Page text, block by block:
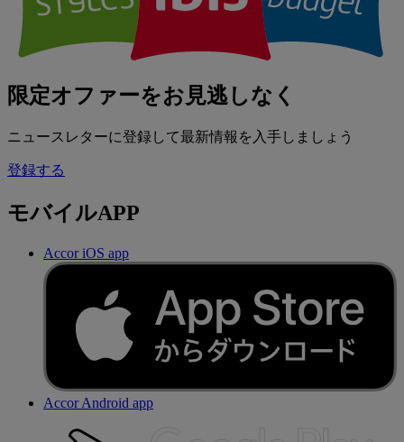
限定オファーをお見逃しなく
ニュースレターに登録して最新情報を入手しましょう
登録する
モバイルAPP
Accor iOS app
Accor Android app